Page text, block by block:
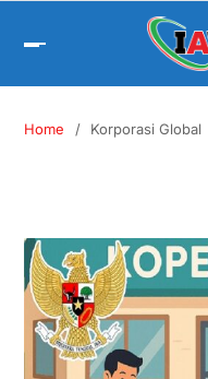
Home Korporasi Global